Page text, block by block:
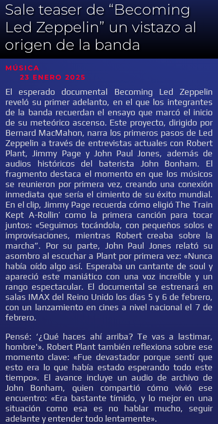
Sale teaser de “Becoming
Led Zeppelin” un vistazo al
origen de la banda
MÚSICA
23 ENERO 2025
El esperado documental Becoming Led Zeppelin
reveló su primer adelanto, en el que los integrantes
de la banda recuerdan el ensayo que marcó el inicio
de su meteórico ascenso. Este proyecto, dirigido por
Bernard MacMahon, narra los primeros pasos de Led
Zeppelin a través de entrevistas actuales con Robert
Plant, Jimmy Page y John Paul Jones, además de
audios históricos del baterista John Bonham. El
fragmento destaca el momento en que los músicos
se reunieron por primera vez, creando una conexión
inmediata que sería el cimiento de su éxito mundial.
En el clip, Jimmy Page recuerda cómo eligió The Train
Kept A-Rollin’ como la primera canción para tocar
juntos: «Seguimos tocándola, con pequeños solos e
improvisaciones, mientras Robert creaba sobre la
marcha”. Por su parte, John Paul Jones relató su
asombro al escuchar a Plant por primera vez: «Nunca
había oído algo así. Esperaba un cantante de soul y
apareció este maniático con una voz increíble y un
rango espectacular. El documental se estrenará en
salas IMAX del Reino Unido los días 5 y 6 de febrero,
con un lanzamiento en cines a nivel nacional el 7 de
febrero.
Pensé: ‘¿Qué haces ahí arriba? Te vas a lastimar,
hombre'». Robert Plant también reflexiona sobre ese
momento clave: «Fue devastador porque sentí que
esto era lo que había estado esperando todo este
tiempo». El avance incluye un audio de archivo de
John Bonham, quien compartió cómo vivió ese
encuentro: «Era bastante tímido, y lo mejor en una
situación como esa es no hablar mucho, seguir
adelante y entender todo lentamente».